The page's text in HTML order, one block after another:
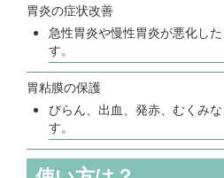
胃炎の症状改善
急性胃炎や慢性胃炎が悪化し
す。
胃粘膜の保護
びらん、出血、発赤、むくみ
す。